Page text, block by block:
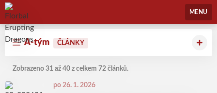
Florbal Erupting Dragons
MENU
A-tým ČLÁNKY
Zobrazeno 31 až 40 z celkem 72 článků.
po 26. 1. 2026